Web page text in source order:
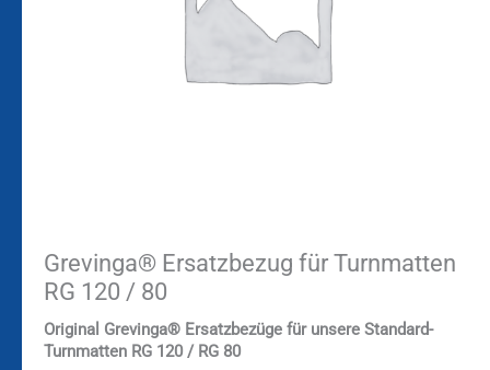
Grevinga® Ersatzbezug für Turnmatten
RG 120 / 80
Original Grevinga® Ersatzbezüge für unsere Standard-
Turnmatten RG 120 / RG 80